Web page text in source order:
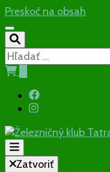
Preskoč na obsah
Hľadať:
Občianske združenie
Zatvoriť